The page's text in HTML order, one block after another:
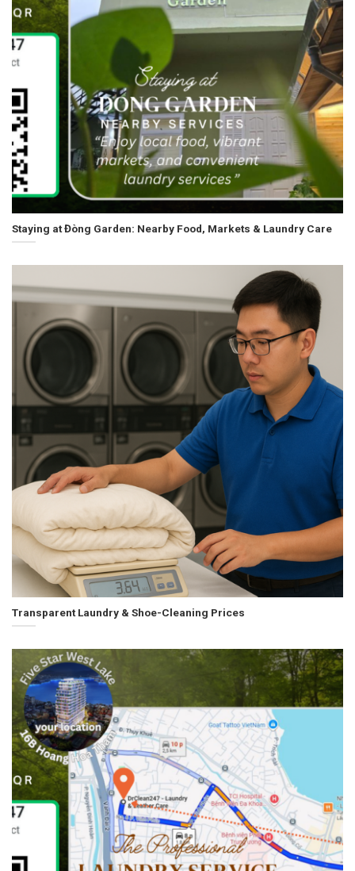
Staying at Đòng Garden: Nearby Food, Markets & Laundry Care
Transparent Laundry & Shoe-Cleaning Prices